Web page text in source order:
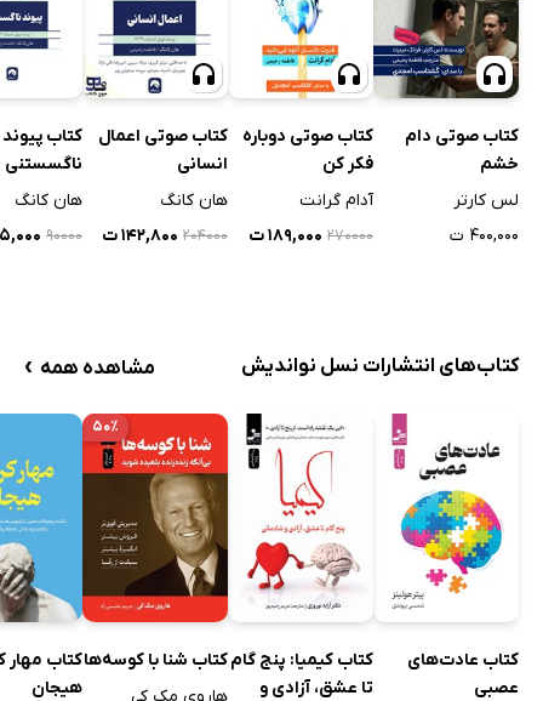
کتاب صوتی دام
خشم
لس کارتر
۴۰۰,۰۰۰ ت
کتاب صوتی دوباره
فکر کن
آدام گرانت
۲۷۰۰۰۰ ۱۸۹,۰۰۰ ت
کتاب صوتی اعمال
انسانی
هان کانگ
۲۰۴۰۰۰ ۱۴۲,۸۰۰ ت
کتاب پیوند
ناگسستنی
هان کانگ
۹۰۰۰۰
کتاب‌های انتشارات نسل نواندیش مشاهده همه ›
کتاب عادت‌های
عصبی
کتاب کیمیا: پنج گام
تا عشق، آزادی و
۵۰٪
کتاب شنا با کوسه‌ها
هاروی مک کی
کتاب مهار
هیجان